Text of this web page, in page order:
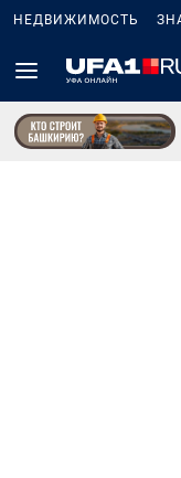
НЕДВИЖИМОСТЬ